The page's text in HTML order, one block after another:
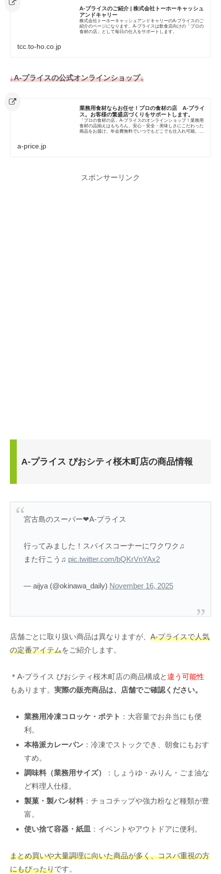
A-プライスのご紹介 | 株式会社トーホーキャッシュ
アンドキャリー
株式会社トーホーキャッシュアンドキャリーのA-プライスのご
紹介のページになります。A-プライスは飲食店向けの「プロの
食材の店」として毎日の仕入をサポートします。
tcc.to-ho.co.jp
↓A-プライスの公式オンラインショップ↓
業務用食材ならお任せ！プロの食材の店 A-プライ
ス。お客様の繁盛店づくりをサポートします。
「プロの食材の店」A-プライスのオンラインショップ！業務用
食材の品揃えはもちろん、安心・安全・美味しさにこだわった
商品をお届け。年会費無料でいつでもどこでも仕入れ可能。季
a-price.jp
スポンサーリンク
A-プライス ぴおシティ桜木町店の商品情報
宮古島のスーパー❤︎A-プライス
行ってみました！スパイスコーナーにワクワク♫
また行こう♫ pic.twitter.com/bQKrVnYAx2
— aijya (@okinawa_daily) November 16, 2025
店舗ごとに取り扱い商品は異なりますが、 A-プライスで人気
の定番アイテムをご紹介します。
＊A-プライス ぴおシティ桜木町店の商品構成と違う可能性
もあります。 実際の販売商品は、店舗でご確認ください。
業務用冷凍コロッケ・ポテト ：大容量でお弁当にも便
利。
本格派カレーパン ：冷凍でストックでき、朝食にもおす
すめ。
調味料（業務用サイズ）
：しょうゆ・みりん・ごま油な
ど料理人仕様。
製菓・製パン材料 ：チョコチップや強力粉など種類が豊
富。
使い捨て容器・紙皿 ：イベントやアウトドアに便利。
まとめ買いや大量調理に向いた商品が多く、コスパ重視の方
にもぴったりです。